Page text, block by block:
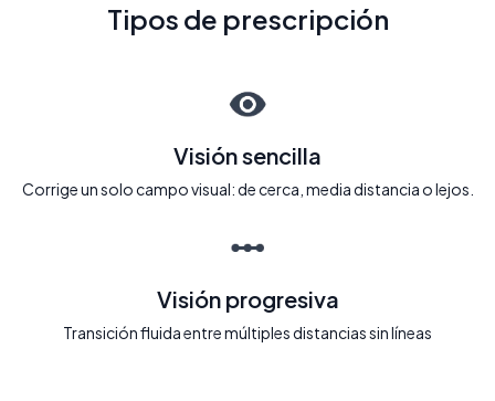
Tipos de prescripción
Visión sencilla
Corrige un solo campo visual: de cerca, media distancia o lejos.
Visión progresiva
Transición fluida entre múltiples distancias sin líneas